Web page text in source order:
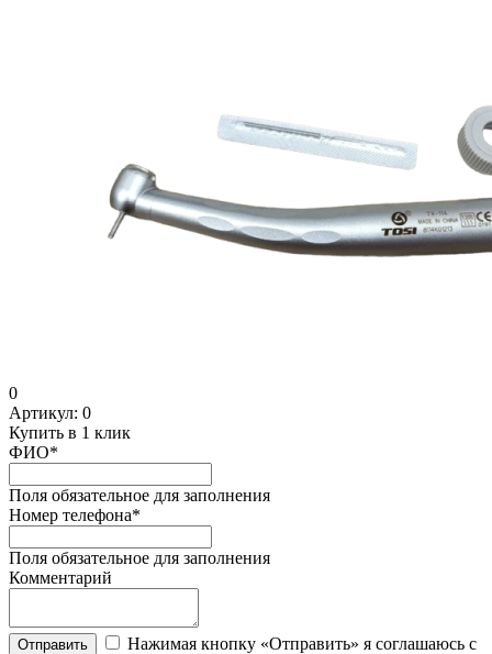
0
Артикул: 0
Купить в 1 клик
ФИО*
Поля обязательное для заполнения
Номер телефона*
Поля обязательное для заполнения
Комментарий
Отправить
Нажимая кнопку «Отправить» я соглашаюсь с